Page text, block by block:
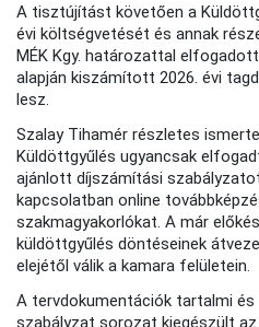
A tisztújítást követően a
évi költségvetését és annak
MÉK Kgy. határozattal
alapján kiszámított 2026. évi
lesz.
Szalay Tihamér részletes
Küldöttgyűlés ugyancsak
ajánlott díjszámítási
kapcsolatban online
szakmagyakorlókat. A már
küldöttgyűlés döntéseinek
elejétől válik a kamara felületein.
A tervdokumentációk tartalmi
szabályzat sorozat kiegészült